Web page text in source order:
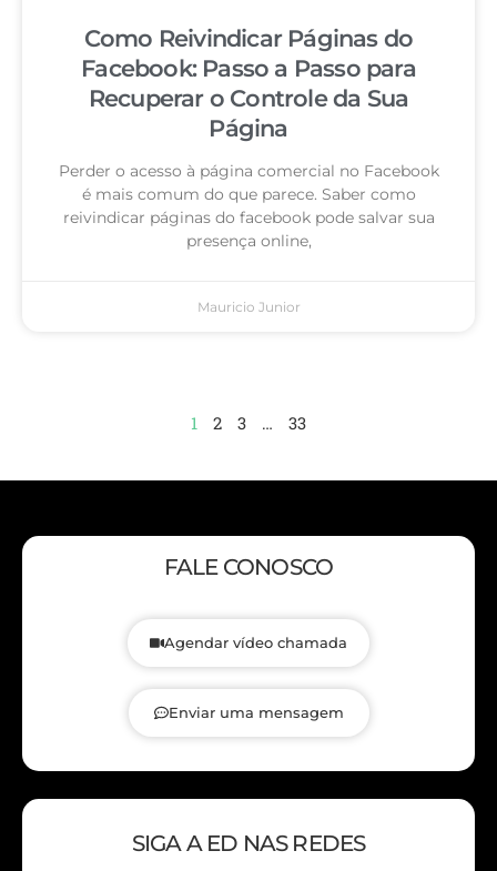
Como Reivindicar Páginas do
Facebook: Passo a Passo para
Recuperar o Controle da Sua
Página
Perder o acesso à página comercial no Facebook
é mais comum do que parece. Saber como
reivindicar páginas do facebook pode salvar sua
presença online,
Mauricio Junior
1 2 3 … 33
FALE CONOSCO
Agendar vídeo chamada
Enviar uma mensagem
SIGA A ED NAS REDES